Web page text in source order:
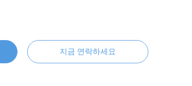
지금 연락하세요